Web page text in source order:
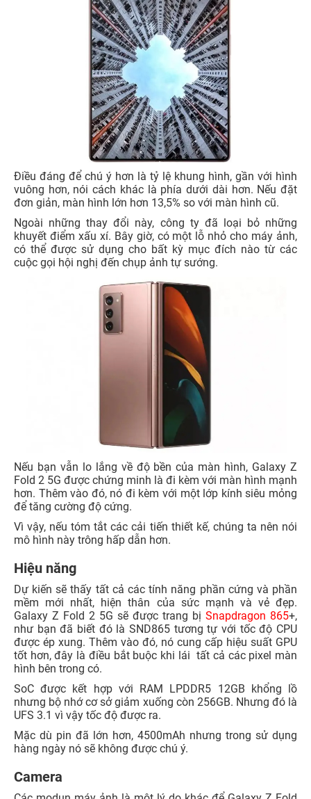
Điều đáng để chú ý hơn là tỷ lệ khung hình, gần với hình
vuông hơn, nói cách khác là phía dưới dài hơn. Nếu đặt
đơn giản, màn hình lớn hơn 13,5% so với màn hình cũ.
Ngoài những thay đổi này, công ty đã loại bỏ những
khuyết điểm xấu xí. Bây giờ, có một lỗ nhỏ cho máy ảnh,
có thể được sử dụng cho bất kỳ mục đích nào từ các
cuộc gọi hội nghị đến chụp ảnh tự sướng.
Nếu bạn vẫn lo lắng về độ bền của màn hình, Galaxy Z
Fold 2 5G được chứng minh là đi kèm với màn hình mạnh
hơn. Thêm vào đó, nó đi kèm với một lớp kính siêu mỏng
để tăng cường độ cứng.
Vì vậy, nếu tóm tắt các cải tiến thiết kế, chúng ta nên nói
mô hình này trông hấp dẫn hơn.
Hiệu năng
Dự kiến sẽ thấy tất cả các tính năng phần cứng và phần
mềm mới nhất, hiện thân của sức mạnh và vẻ đẹp.
Galaxy Z Fold 2 5G sẽ được trang bị Snapdragon 865+,
như bạn đã biết đó là SND865 tương tự với tốc độ CPU
được ép xung. Thêm vào đó, nó cung cấp hiệu suất GPU
tốt hơn, đây là điều bắt buộc khi lái tất cả các pixel màn
hình bên trong có.
SoC được kết hợp với RAM LPDDR5 12GB khổng lồ
nhưng bộ nhớ cơ sở giảm xuống còn 256GB. Nhưng đó là
UFS 3.1 vì vậy tốc độ được ra.
Mặc dù pin đã lớn hơn, 4500mAh nhưng trong sử dụng
hàng ngày nó sẽ không được chú ý.
Camera